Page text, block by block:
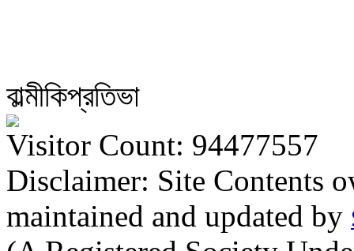
বাল্মীকিপ্রতিভা
Visitor Count: 94477557
Disclaimer: Site Contents
maintained and updated by